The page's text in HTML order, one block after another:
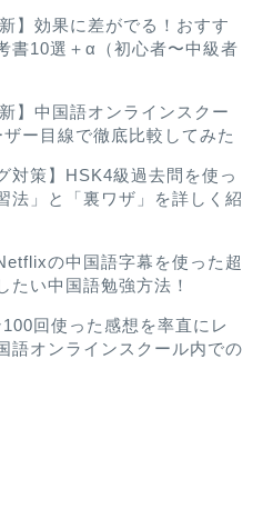
】効果に差がでる！おすす
書10選＋α（初心者〜中級者
】中国語オンラインスクー
ー目線で徹底比較してみた
対策】HSK4級過去問を使っ
法」と「裏ワザ」を詳しく紹
の中国語字幕を使った超
たい中国語勉強方法！
回使った感想を率直にレ
語オンラインスクール内での